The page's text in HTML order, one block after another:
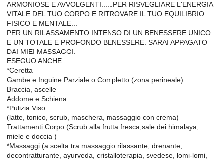
ARMONIOSE E AVVOLGENTI......PER RISVEGLIARE L'ENERGIA
VITALE DEL TUO CORPO E RITROVARE IL TUO EQUILIBRIO
FISICO E MENTALE...
PER UN RILASSAMENTO INTENSO DI UN BENESSERE UNICO
E UN TOTALE E PROFONDO BENESSERE. SARAI APPAGATO
DAI MIEI MASSAGGI.
ESEGUO ANCHE :
*Ceretta
Gambe e Inguine Parziale o Completto (zona perineale)
Braccia, ascelle
Addome e Schiena
*Pulizia Viso
(latte, tonico, scrub, maschera, massaggio con crema)
Trattamenti Corpo (Scrub alla frutta fresca,sale dei himalaya,
miele e doccia )
*Massaggi:(a scelta tra massaggio rilassante, drenante,
decontratturante, ayurveda, cristalloterapia, svedese, lomi-lomi,